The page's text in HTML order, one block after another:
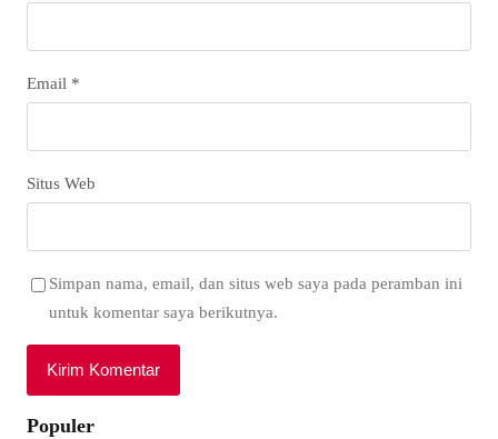
Email *
Situs Web
Simpan nama, email, dan situs web saya pada peramban ini
untuk komentar saya berikutnya.
Populer